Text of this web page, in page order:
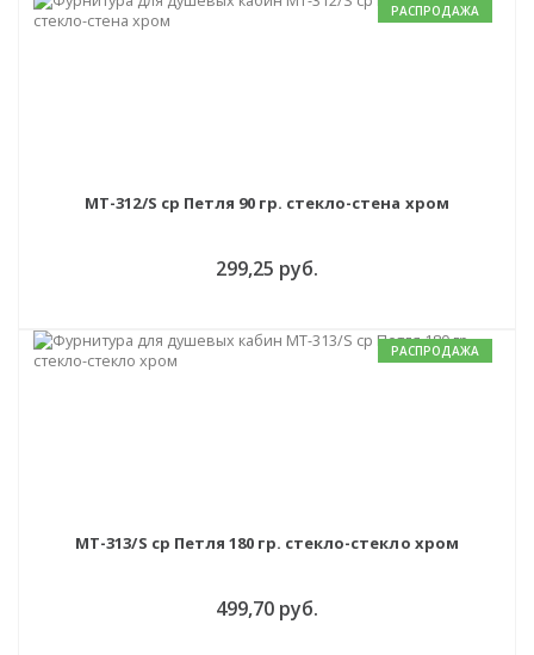
РАСПРОДАЖА
MT-312/S cp Петля 90 гр. стекло-стена хром
299,25 руб.
РАСПРОДАЖА
MT-313/S cp Петля 180 гр. стекло-стекло хром
499,70 руб.